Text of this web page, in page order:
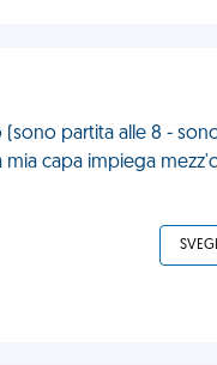
partita alle 8 -
capa impiega